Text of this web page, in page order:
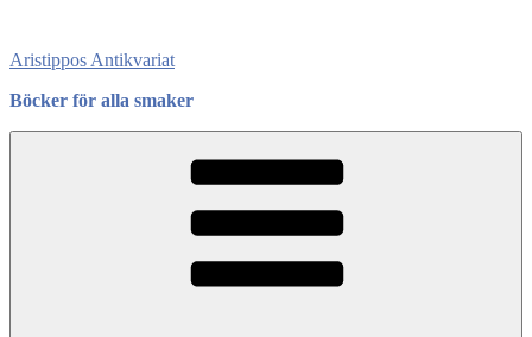
content
Aristippos Antikvariat
Böcker för alla smaker